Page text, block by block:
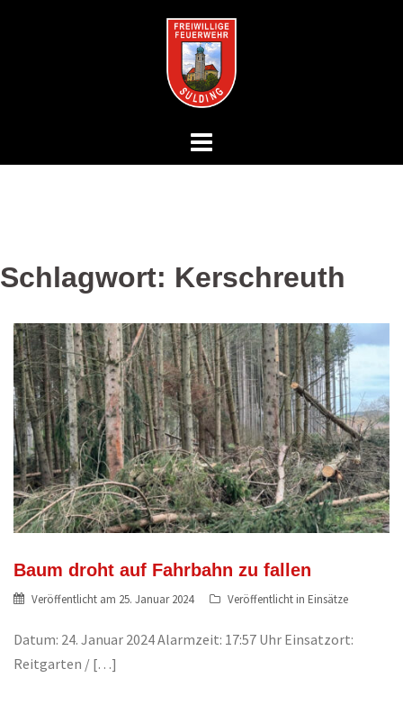
Schlagwort: Kerschreuth
Baum droht auf Fahrbahn zu fallen
Veröffentlicht am 25. Januar 2024 Veröffentlicht in Einsätze
Datum: 24. Januar 2024 Alarmzeit: 17:57 Uhr Einsatzort:
Reitgarten / […]